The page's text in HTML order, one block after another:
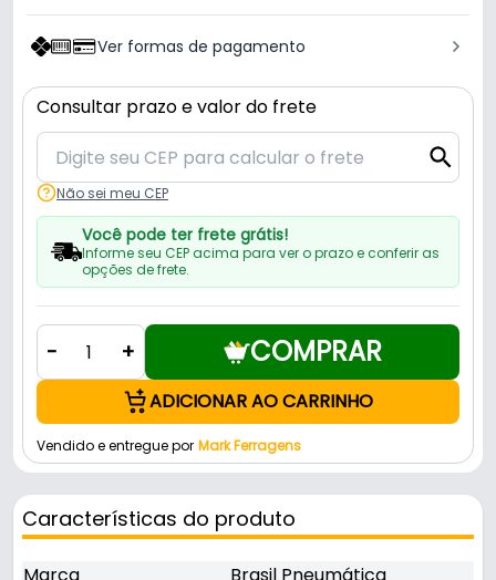
Ver formas de pagamento
Consultar prazo e valor do frete
Não sei meu CEP
Você pode ter frete grátis!
Informe seu CEP acima para ver o prazo e conferir as
opções de frete.
- + COMPRAR
ADICIONAR AO CARRINHO
Vendido e entregue por Mark Ferragens
Características do produto